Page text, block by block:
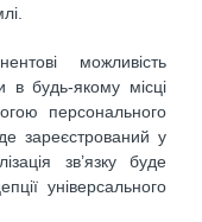
можливість
в будь-якому місці
персонального
зареєстрований у
зв’язку буде
універсального